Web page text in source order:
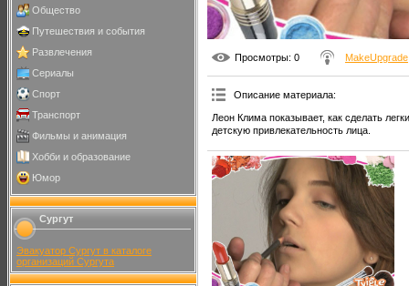
Общество
Путешествия и события
Развлечения
Сериалы
Спорт
Транспорт
Фильмы и анимация
Хобби и образование
Юмор
Сургут
Эвакуатор Сургут в каталоге
организаций Сургута
Просмотры: 0 MakeUpgrade
Описание материала:
Леон Клима показывает, как сделать
детскую привлекательность лица.